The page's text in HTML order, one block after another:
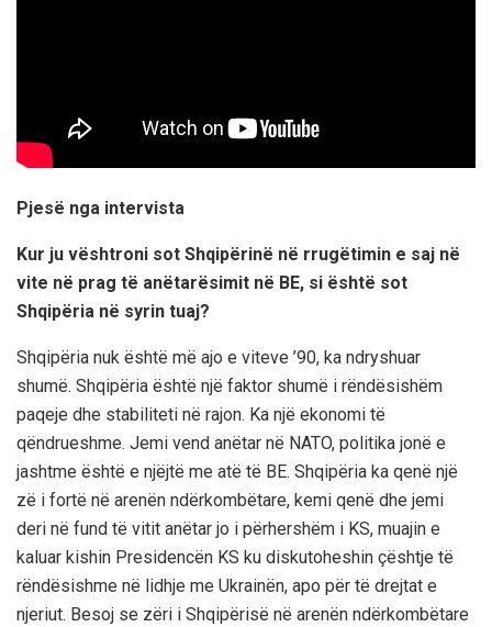
Pjesë nga intervista
Kur ju vështroni sot Shqipërinë në rrugëtimin e saj në
vite në prag të anëtarësimit në BE, si është sot
Shqipëria në syrin tuaj?
Shqipëria nuk është më ajo e viteve ’90, ka ndryshuar
shumë. Shqipëria është një faktor shumë i rëndësishëm
paqeje dhe stabiliteti në rajon. Ka një ekonomi të
qëndrueshme. Jemi vend anëtar në NATO, politika jonë e
jashtme është e njëjtë me atë të BE. Shqipëria ka qenë një
zë i fortë në arenën ndërkombëtare, kemi qenë dhe jemi
deri në fund të vitit anëtar jo i përhershëm i KS, muajin e
kaluar kishin Presidencën KS ku diskutoheshin çështje të
rëndësishme në lidhje me Ukrainën, apo për të drejtat e
njeriut. Besoj se zëri i Shqipërisë në arenën ndërkombëtare